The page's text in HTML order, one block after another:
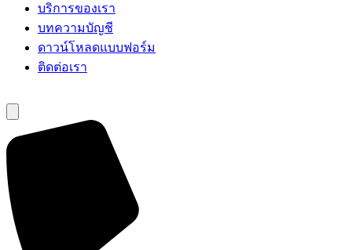
บริการของเรา
บทความบัญชี
ดาวน์โหลดแบบฟอร์ม
ติดต่อเรา